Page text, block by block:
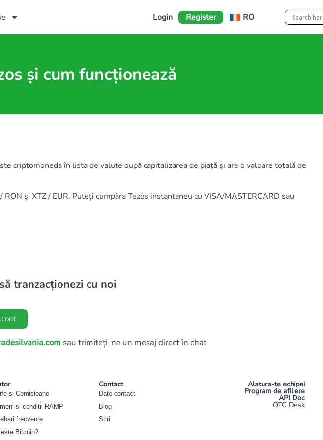
Login Register RO
și cum funcționează
criptomoneda în lista de valute după capitalizarea de piață și are o valoare totală de
și XTZ / EUR. Puteți cumpăra Tezos instantaneu cu VISA/MASTERCARD sau
tranzacționezi cu noi
cont
sau trimiteți-ne un mesaj direct în chat
si Comisioane
si conditii RAMP
frecvente
este Bitcoin?
Contact
Date contact
Blog
Știri
Alatura-te echipei
Program de afiliere
API Doc
OTC Desk